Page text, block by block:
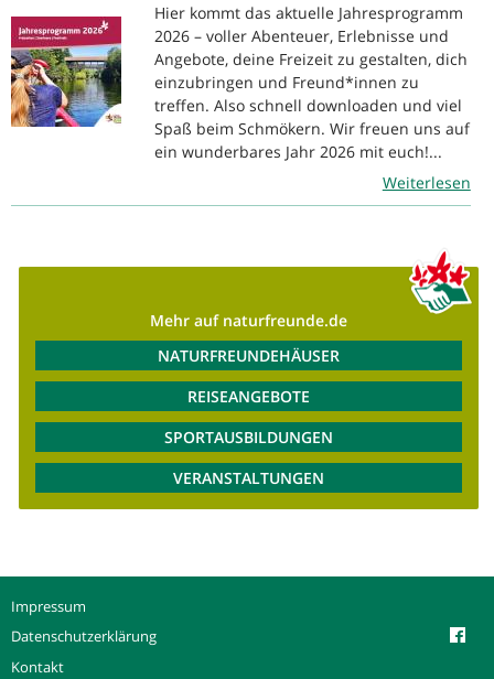
Hier kommt das aktuelle Jahresprogramm
2026 – voller Abenteuer, Erlebnisse und
Angebote, deine Freizeit zu gestalten, dich
einzubringen und Freund*innen zu
treffen. Also schnell downloaden und viel
Spaß beim Schmökern. Wir freuen uns auf
ein wunderbares Jahr 2026 mit euch!...
Weiterlesen
Mehr auf naturfreunde.de
NATURFREUNDEHÄUSER
REISEANGEBOTE
SPORTAUSBILDUNGEN
VERANSTALTUNGEN
Impressum
Datenschutzerklärung
Kontakt